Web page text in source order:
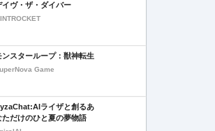
イヴ・ザ・ダイバー
ンスターループ：獣神転生
Game
ライザと創るあ
ただけのひと夏の夢物語